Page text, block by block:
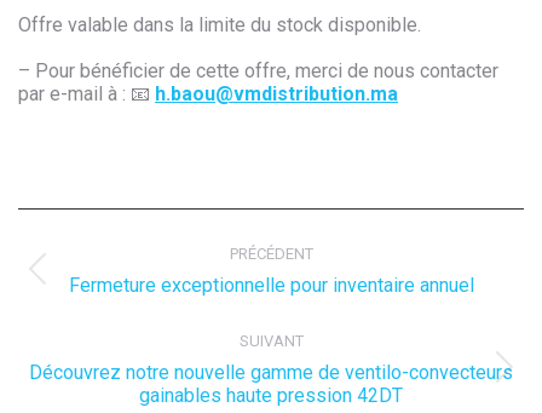
Offre valable dans la limite du stock disponible.
– Pour bénéficier de cette offre, merci de nous contacter
par e-mail à : 📧 h.baou@vmdistribution.ma
PRÉCÉDENT
Article
précédent
Fermeture exceptionnelle pour inventaire annuel
SUIVANT
Article
suivant
Découvrez notre nouvelle gamme de ventilo-convecteurs
gainables haute pression 42DT